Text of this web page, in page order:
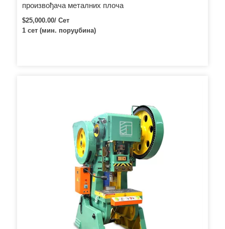
произвођача металних плоча
$25,000.00/ Сет
1 сет (мин. поруџбина)